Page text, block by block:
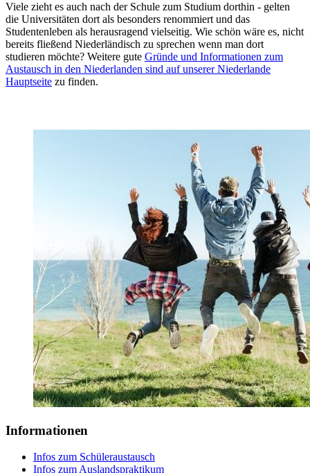
Viele zieht es auch nach der Schule zum Studium dorthin - gelten
die Universitäten dort als besonders renommiert und das
Studentenleben als herausragend vielseitig. Wie schön wäre es, nicht
bereits fließend Niederländisch zu sprechen wenn man dort
studieren möchte? Weitere gute Gründe und Informationen zum
Austausch in den Niederlanden sind auf unserer Niederlande
Hauptseite zu finden.
Informationen
Infos zum Schüleraustausch
Infos zum Auslandspraktikum